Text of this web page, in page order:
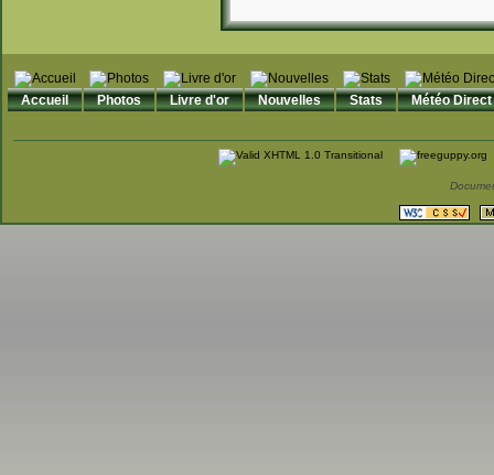
Accueil Photos Livre d'or Nouvelles Stats Météo Direct